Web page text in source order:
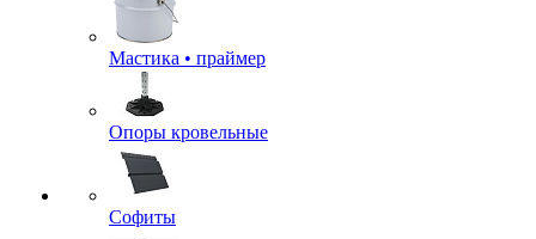
Мастика • праймер
Опоры кровельные
Софиты